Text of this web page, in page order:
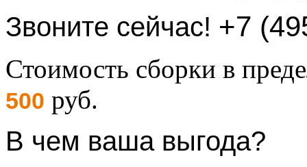
Звоните сейчас! +7
Стоимость сборки в
500 руб.
В чем ваша выгода?